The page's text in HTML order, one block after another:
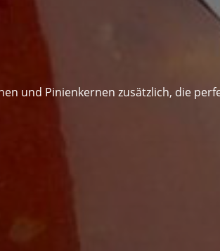
und Pinienkernen zusätzlich, die